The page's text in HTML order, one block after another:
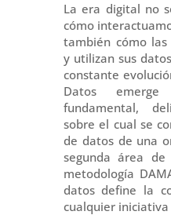
La era digital no
cómo
también cómo
y utilizan sus
constante
Datos
fundamental,
sobre el cual se
de datos de una
segunda área
metodología
datos define la
cualquier